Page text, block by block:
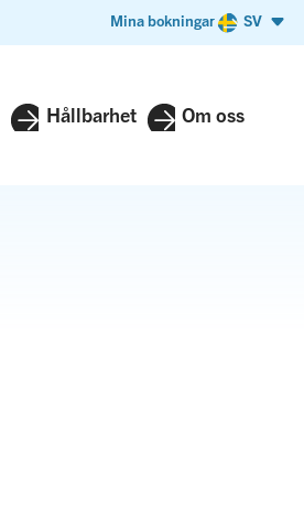
Mina bokningar SV
Hållbarhet Om oss